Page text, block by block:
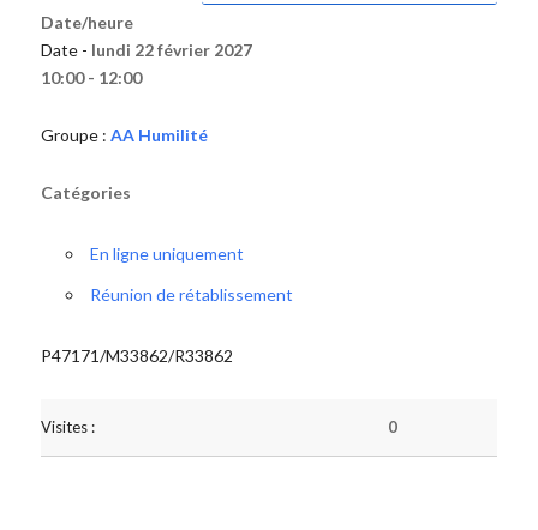
Date/heure
Date - lundi 22 février 2027
10:00 - 12:00
Groupe : AA Humilité
Catégories
En ligne uniquement
Réunion de rétablissement
P47171/M33862/R33862
Visites : 0